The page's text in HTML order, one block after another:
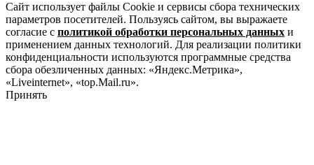
Сайт использует файлы Cookie и сервисы сбора технических
параметров посетителей. Пользуясь сайтом, вы выражаете
согласие с политикой обработки персональных данных и
применением данных технологий. Для реализации политики
конфиденциальности используются программные средства
сбора обезличенных данных: «Яндекс.Метрика»,
«Liveinternet», «top.Mail.ru».
Принять